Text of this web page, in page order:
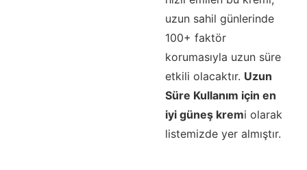
uzun sahil günlerinde
100+ faktör
korumasıyla uzun süre
etkili olacaktır. Uzun
Süre Kullanım için en
iyi güneş kremi olarak
listemizde yer almıştır.